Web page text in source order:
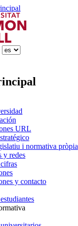
URL
i normativa pròpia
y redes
y contacto